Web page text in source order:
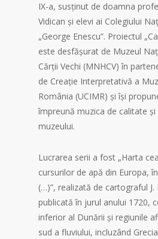
IX-a, susținut de doamna
Vidican și elevi ai Colegiului
„George Enescu”. Proiectul
este desfășurat de Muzeul
Cărții Vechi (MNHCV) în
de Creație Interpretativă a
România (UCIMR) și își
împreună muzica de calitate
muzeului.
Lucrarea serii a fost „Harta
cursurilor de apă din Europa,
(…)”, realizată de cartograful J.
publicată în jurul anului 1720,
inferior al Dunării și regiunile
sud a fluviului, incluzând